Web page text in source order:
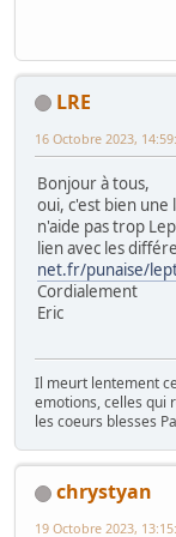
LRE
16 Octobre 2023,
Bonjour à tous,
oui, c'est bien une
n'aide pas trop
lien avec les
net.fr/punaise/
Cordialement
Eric
Il meurt lentement
emotions, celles qui
les coeurs blesses
chrystyan
19 Octobre 2023,